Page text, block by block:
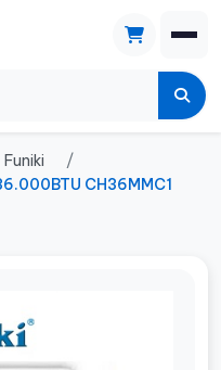
Funiki
CH36MMC1